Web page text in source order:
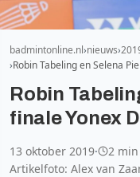
badmintonline.nl nieuws
Robin Tabeling en Selena
Robin
finale Yonex
13 oktober 2019· 2
Artikelfoto: Alex van